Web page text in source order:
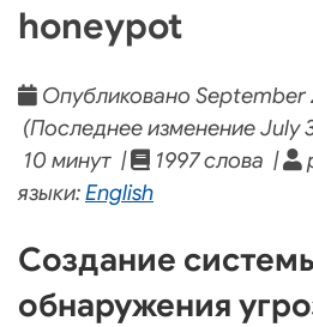
honeypot
Опубликовано September
(Последнее изменение July
10 минут |
1997 слова |
языки:English
Создание
обнаружения